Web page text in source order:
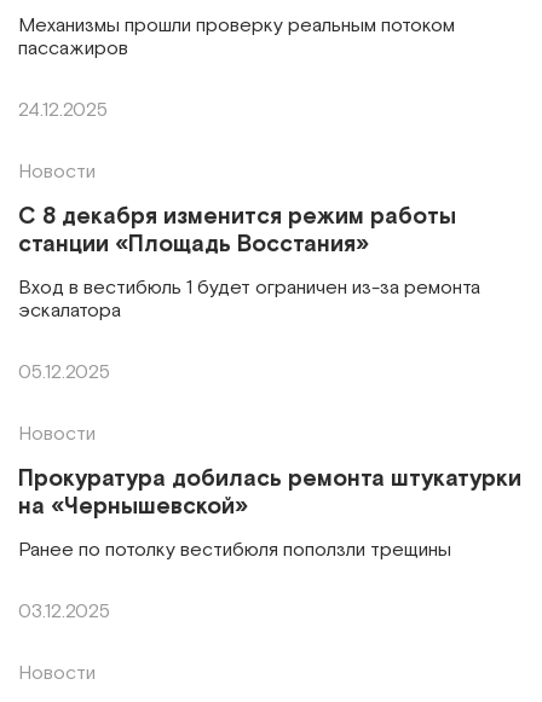
Механизмы прошли проверку реальным потоком
пассажиров
24.12.2025
Новости
С 8 декабря изменится режим работы
станции «Площадь Восстания»
Вход в вестибюль 1 будет ограничен из-за ремонта
эскалатора
05.12.2025
Новости
Прокуратура добилась ремонта штукатурки
на «Чернышевской»
Ранее по потолку вестибюля поползли трещины
03.12.2025
Новости